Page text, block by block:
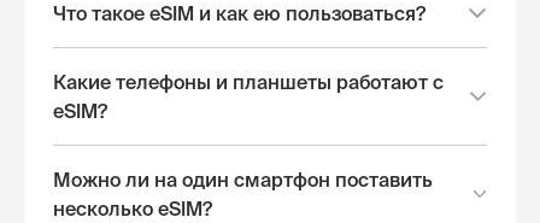
Что такое eSIM и как ею пользоваться?
Какие телефоны и планшеты работают с
eSIM?
Можно ли на один смартфон поставить
несколько eSIM?